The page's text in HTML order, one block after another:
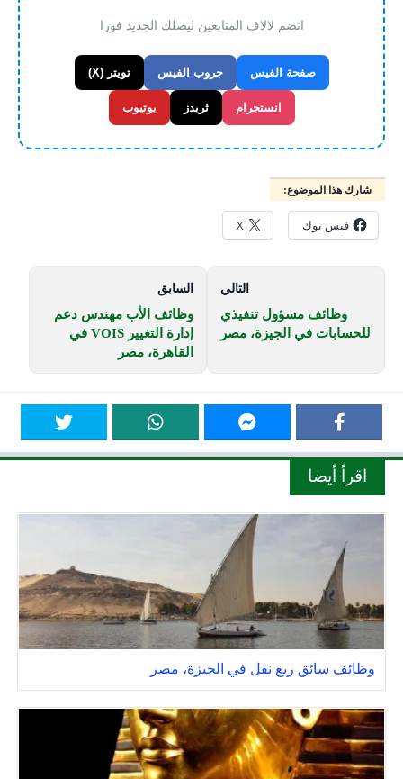
انضم لالاف المتابعين ليصلك الجديد فورا
صفحة الفيس جروب الفيس تويتر (X)
انستجرام ثريدز يوتيوب
شارك هذا الموضوع:
فيس بوك X
التالي
وظائف مسؤول تنفيذي
للحسابات في الجيزة، مصر
السابق
وظائف الأب مهندس دعم
إدارة التغيير VOIS في
القاهرة، مصر
اقرأ أيضا
وظائف سائق ربع نقل في الجيزة، مصر